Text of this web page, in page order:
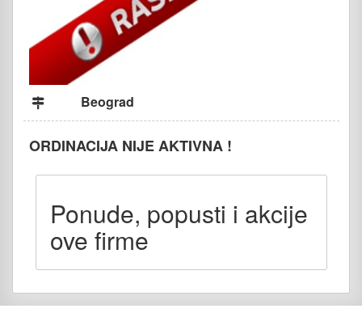
Beograd
ORDINACIJA NIJE AKTIVNA !
Ponude, popusti i akcije
ove firme